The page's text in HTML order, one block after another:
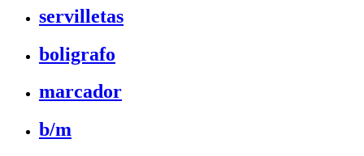
servilletas
boligrafo
marcador
b/m